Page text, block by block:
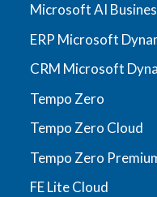
Microsoft AI
ERP Microsoft
CRM Microsoft
Tempo Zero
Tempo Zero Cloud
Tempo Zero
FE Lite Cloud